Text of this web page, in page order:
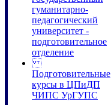
гуманитарно-
педагогический
университет -
подготовительное
отделение
Подготовительные
курсы в ЦПиДП
ЧИПС УрГУПС